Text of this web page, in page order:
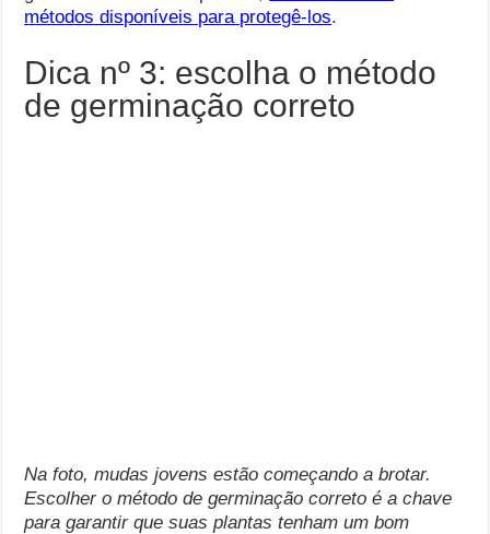
métodos disponíveis para protegê-los.
Dica nº 3: escolha o método
de germinação correto
Na foto, mudas jovens estão começando a brotar.
Escolher o método de germinação correto é a chave
para garantir que suas plantas tenham um bom